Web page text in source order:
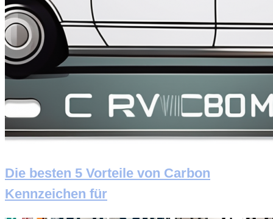
Die besten 5 Vorteile von Carbon
Kennzeichen für